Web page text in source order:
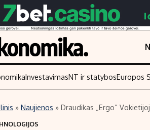
InvestavimasNT ir statybosEuropos
» Naujienos » Draudikas „Ergo“